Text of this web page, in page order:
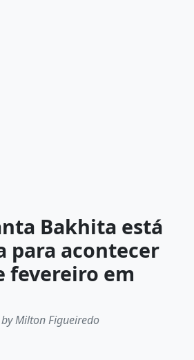
Bakhita está
para acontecer
fevereiro em
Milton Figueiredo